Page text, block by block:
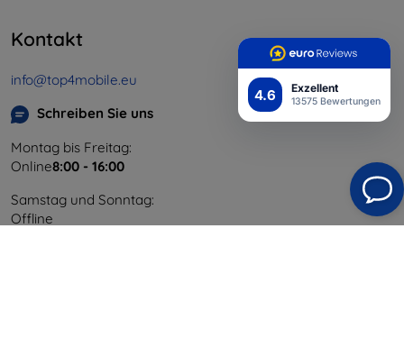
4.6 Exzellent
13575 Bewertungen
Kontakt
info@top4mobile.eu
Schreiben Sie uns
Montag bis Freitag:
Online8:00 - 16:00
Samstag und Sonntag:
Offline